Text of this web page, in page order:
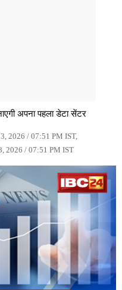
अपना पहला डेटा सेंटर
2026 / 07:51 PM IST,
2026 / 07:51 PM IST